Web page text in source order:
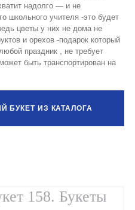
надолго — и не
школьного учителя -это будет
цветы у них не дома не
и орехов -подарок который
праздник , не требует
быть транспортирован на
БУКЕТ ИЗ КАТАЛОГА
158. Букеты